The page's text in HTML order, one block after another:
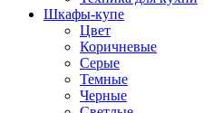
Шкафы-купе
Цвет
Коричневые
Серые
Темные
Черные